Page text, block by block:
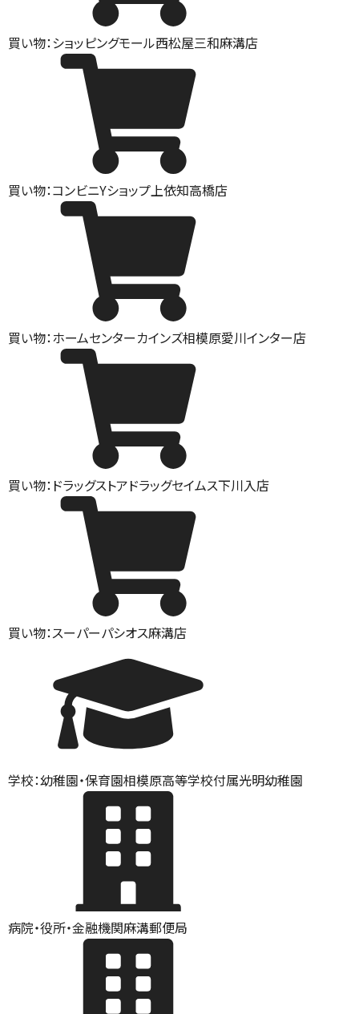
買い物：ショッピングモール西松屋三和麻溝店
買い物：コンビニYショップ上依知高橋店
買い物：ホームセンターカインズ相模原愛川インター店
買い物：ドラッグストアドラッグセイムス下川入店
買い物：スーパーパシオス麻溝店
学校：幼稚園・保育園相模原高等学校付属光明幼稚園
病院・役所・金融機関麻溝郵便局